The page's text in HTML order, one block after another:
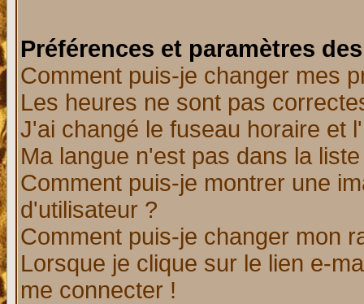
Préférences et paramètres
Comment puis-je changer mes
Les heures ne sont pas
J'ai changé le fuseau horaire et
Ma langue n'est pas dans la
Comment puis-je montrer une
d'utilisateur ?
Comment puis-je changer mon
Lorsque je clique sur le lien e-
me connecter !